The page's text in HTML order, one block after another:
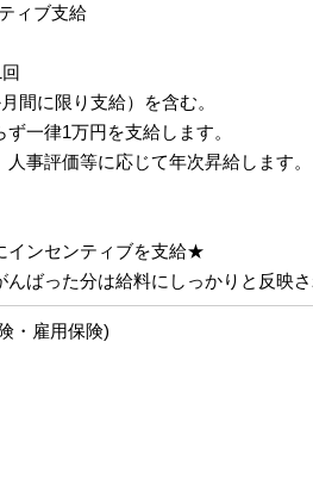
ィブ支給
間に限り支給）を含む。
一律1万円を支給します。
事評価等に応じて年次昇給します。
インセンティブを支給★
ばった分は給料にしっかりと反映
・雇用保険)